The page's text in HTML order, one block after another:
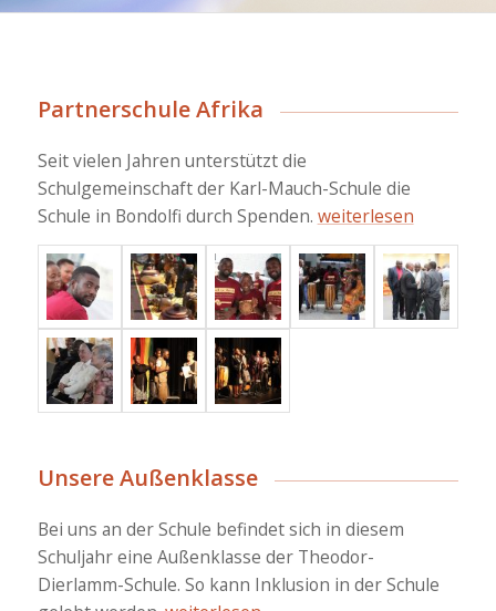
Partnerschule Afrika
Seit vielen Jahren unterstützt die
Schulgemeinschaft der Karl-Mauch-Schule die
Schule in Bondolfi durch Spenden. weiterlesen
Unsere Außenklasse
Bei uns an der Schule befindet sich in diesem
Schuljahr eine Außenklasse der Theodor-
Dierlamm-Schule. So kann Inklusion in der Schule